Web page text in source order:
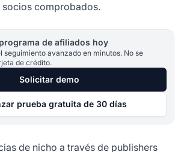
socios comprobados.
de afiliados hoy
seguimiento avanzado en minutos. No se
de crédito.
Solicitar demo
prueba gratuita de 30 días
de nicho a través de publishers